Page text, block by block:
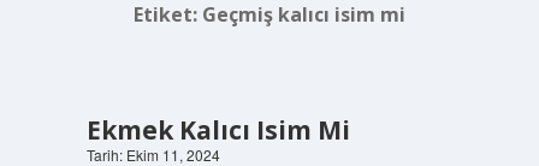
Etiket: Geçmiş kalıcı isim mi
Ekmek Kalıcı Isim Mi
Tarih: Ekim 11, 2024